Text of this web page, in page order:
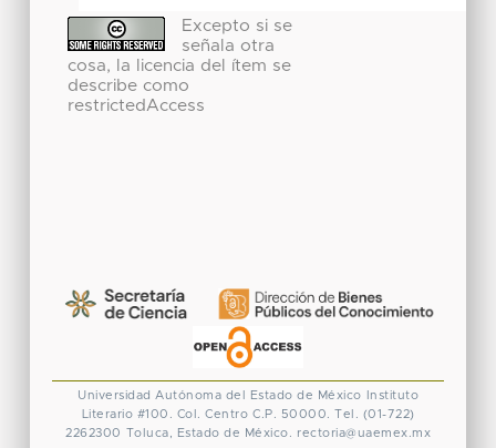
Excepto si se
señala otra
cosa, la licencia del ítem se
describe como
restrictedAccess
Universidad Autónoma del Estado de México
Instituto
Literario #100. Col. Centro C.P. 50000. Tel. (01-722)
2262300 Toluca, Estado de México. rectoria@uaemex.mx